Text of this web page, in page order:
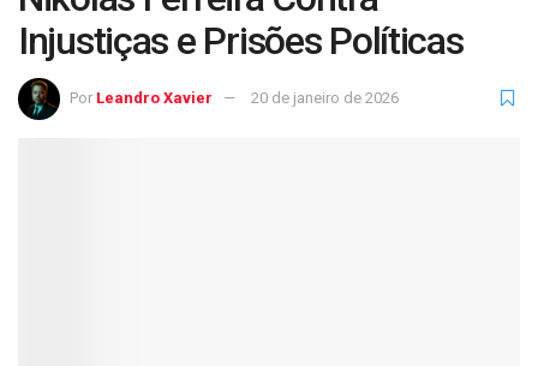
Injustiças e Prisões Políticas
Por Leandro Xavier 20 de janeiro de 2026